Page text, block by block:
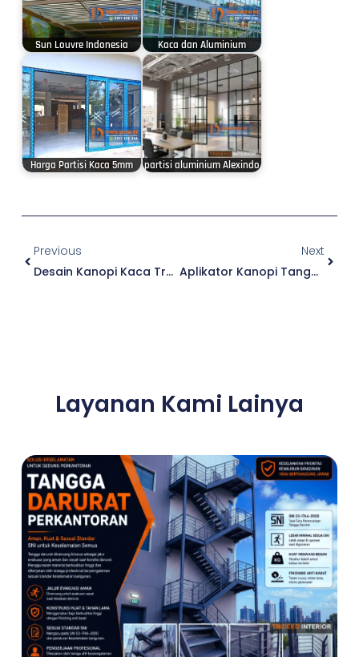
Sun Louvre Indonesia Kaca dan Aluminium
Harga Partisi Kaca 5mm partisi aluminium Alexindo
Previous
Desain Kanopi Kaca Trendi Teratas Untuk Tahun Ini
Next
Aplikator Kanopi Tangerang
Layanan Kami Lainya